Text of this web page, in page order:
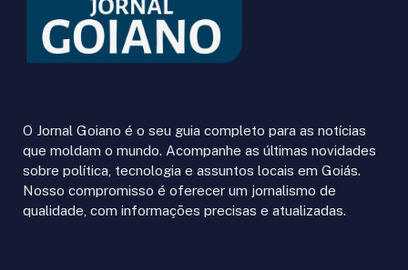
O Jornal Goiano é o seu guia completo para as notícias
que moldam o mundo. Acompanhe as últimas novidades
sobre política, tecnologia e assuntos locais em Goiás.
Nosso compromisso é oferecer um jornalismo de
qualidade, com informações precisas e atualizadas.